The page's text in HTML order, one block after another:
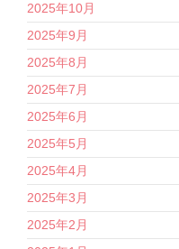
2025年10月
2025年9月
2025年8月
2025年7月
2025年6月
2025年5月
2025年4月
2025年3月
2025年2月